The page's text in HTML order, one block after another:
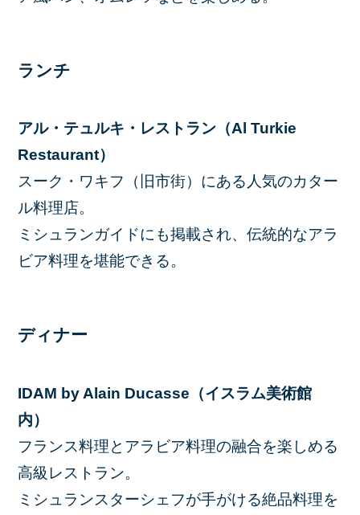
ランチ
アル・テュルキ・レストラン（Al Turkie
Restaurant）
スーク・ワキフ（旧市街）にある人気のカター
ル料理店。
ミシュランガイドにも掲載され、伝統的なアラ
ビア料理を堪能できる。
ディナー
IDAM by Alain Ducasse（イスラム美術館
内）
フランス料理とアラビア料理の融合を楽しめる
高級レストラン。
ミシュランスターシェフが手がける絶品料理を